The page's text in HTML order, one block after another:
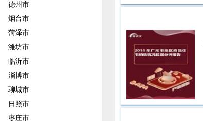
德州市
烟台市
菏泽市
潍坊市
临沂市
淄博市
聊城市
日照市
枣庄市